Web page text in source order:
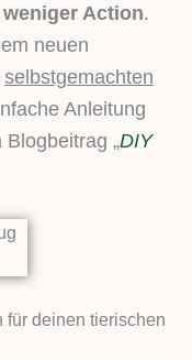
Action.
neuen
selbstgemachten
Anleitung
„DIY
für deinen tierischen